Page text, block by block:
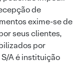
de
exime-se de
seus clientes,
por
A é instituição